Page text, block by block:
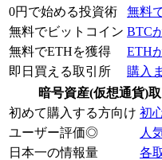
0円で始める投資術
無料
無料でビットコイン BTC
無料でETHを獲得
ETH
即日買える取引所
購入
暗号資産(仮想通貨)
初めて購入する方向け 初
ユーザー評価◎
人
日本一の情報量
各